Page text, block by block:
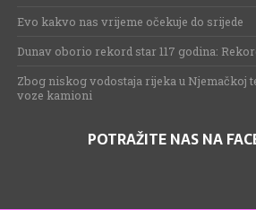
Evo kakvo nas vrijeme očekuje do srijede
Dunav oborio rekord star 117 godina:
Zbog niskog vodostaja rijeka u Njemačkoj
voze kamioni
POTRAŽITE NAS NA